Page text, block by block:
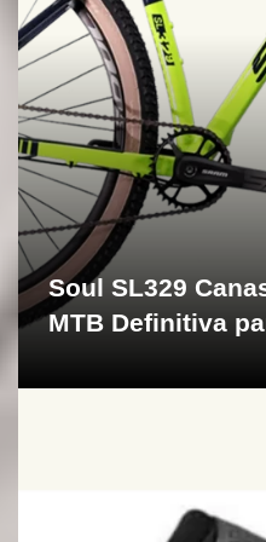
p
o
t
s
Soul SL329
MTB Definitiva